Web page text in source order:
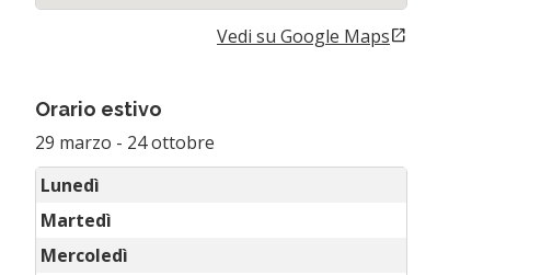
Vedi su Google Maps
(Si apre in una nuova scheda)
open_in_new
Orario estivo
29 marzo - 24 ottobre
Lunedì
Martedì
Mercoledì